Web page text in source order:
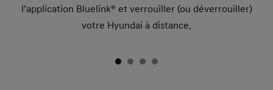
l’application Bluelink® et verrouiller (ou déverrouiller)
votre Hyundai à distance.